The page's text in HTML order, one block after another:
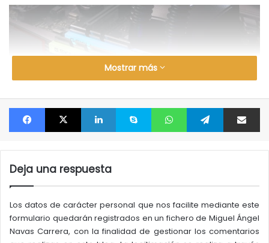
Samsung, SK Hynix y Micron están listos para combatir
preciosal aumentar la producción, que podría ver un
aumento del 30 por ciento en el número de chips
Mostrar más
Facebook X LinkedIn Skype WhatsApp Telegram
Deja una respuesta
Los datos de carácter personal que nos facilite mediante este
formulario quedarán registrados en un fichero de Miguel Ángel
Navas Carrera, con la finalidad de gestionar los comentarios